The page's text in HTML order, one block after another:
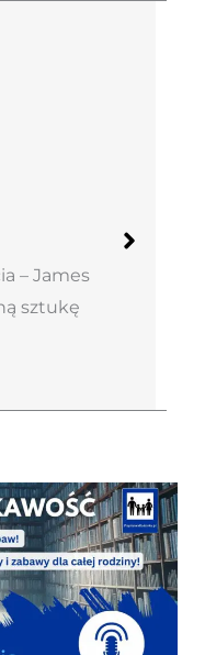
– James
sztukę